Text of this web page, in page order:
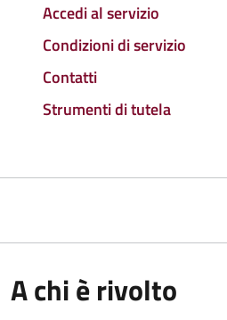
Accedi al servizio
Condizioni di servizio
Contatti
Strumenti di tutela
A chi è rivolto